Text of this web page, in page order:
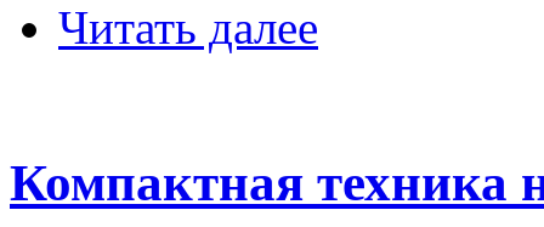
Читать далее
Компактная техника